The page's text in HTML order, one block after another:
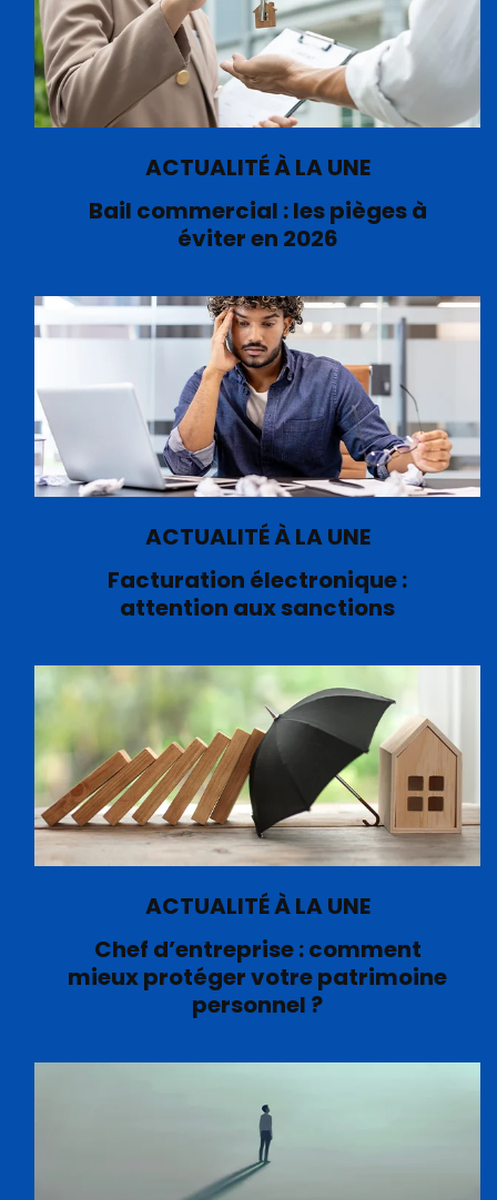
ACTUALITÉ À LA UNE
Bail commercial : les pièges à
éviter en 2026
ACTUALITÉ À LA UNE
Facturation électronique :
attention aux sanctions
ACTUALITÉ À LA UNE
Chef d’entreprise : comment
mieux protéger votre patrimoine
personnel ?